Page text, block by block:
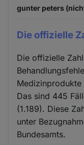
gunter peters
Die offizielle
Die offizielle
Medizinprodukte
Das sind 445
(1.189). Diese
unter
Bundesamts.